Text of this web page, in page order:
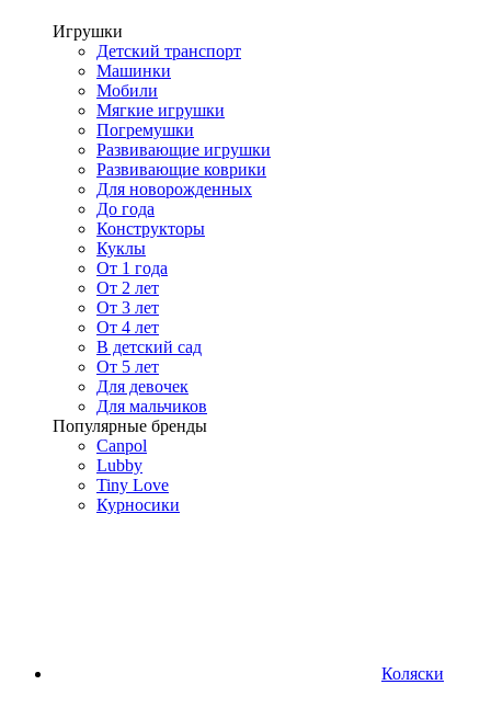
Игрушки
Детский транспорт
Машинки
Мобили
Мягкие игрушки
Погремушки
Развивающие игрушки
Развивающие коврики
Для новорожденных
До года
Конструкторы
Куклы
От 1 года
От 2 лет
От 3 лет
От 4 лет
В детский сад
От 5 лет
Для девочек
Для мальчиков
Популярные бренды
Canpol
Lubby
Tiny Love
Курносики
Коляски